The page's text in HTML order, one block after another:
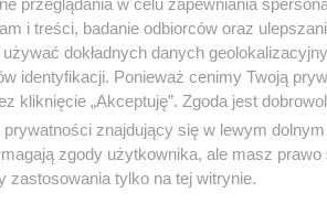
Kaczyńskiego wraz z żoną. Listę tych
nekropolii. Wawel to miejsce najświętsze dla
i treści, badanie odbiorców oraz
dokładnych danych
identyfikacji. Ponieważ cenimy Twoją
kliknięcie „Akceptuję”. Zgoda jest
znajdujący się w lewym
zgody użytkownika, ale masz
zastosowania tylko na tej witrynie.